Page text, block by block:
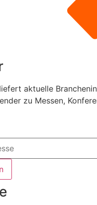
aktuelle
zu Messen,